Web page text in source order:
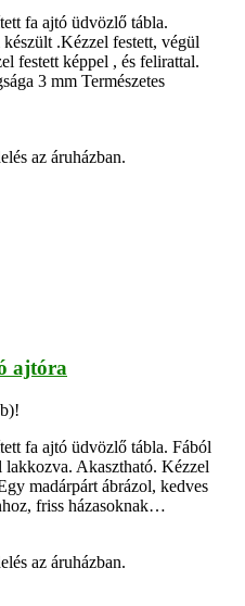
fa ajtó üdvözlő tábla.
.Kézzel festett, végül
festett képpel , és felirattal.
3 mm Természetes
az áruházban.
ajtóra
fa ajtó üdvözlő tábla. Fából
Akasztható. Kézzel
madárpárt ábrázol, kedves
friss házasoknak…
az áruházban.